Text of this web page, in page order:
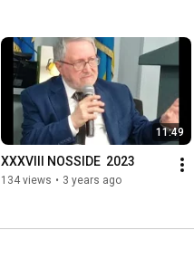
11:49
XXXVIII NOSSIDE  2023
134 views • 3 years ago